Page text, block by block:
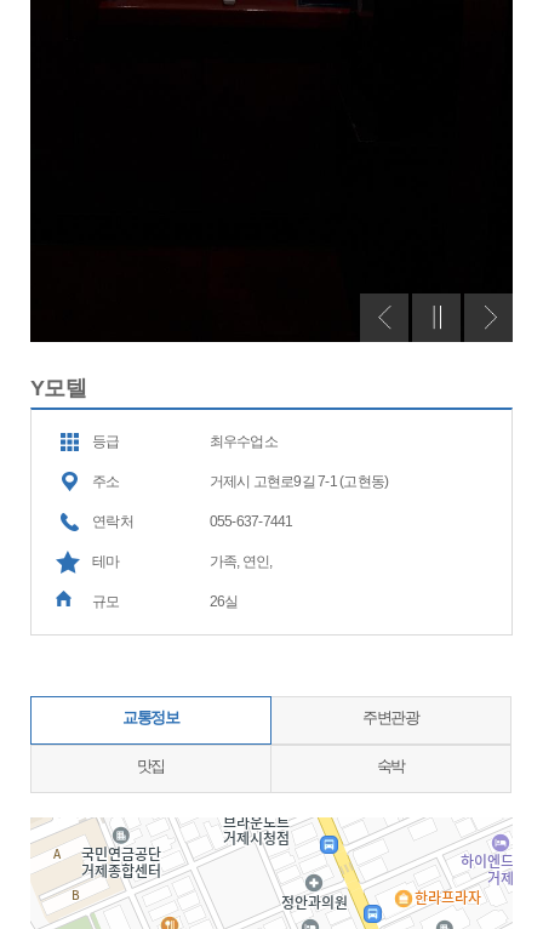
Y모텔
등급 최우수업소
주소 거제시 고현로9길 7-1 (고현동)
연락처 055-637-7441
테마 가족, 연인,
규모 26실
교통정보 주변관광
맛집 숙박
지도삽입 (가로100%)